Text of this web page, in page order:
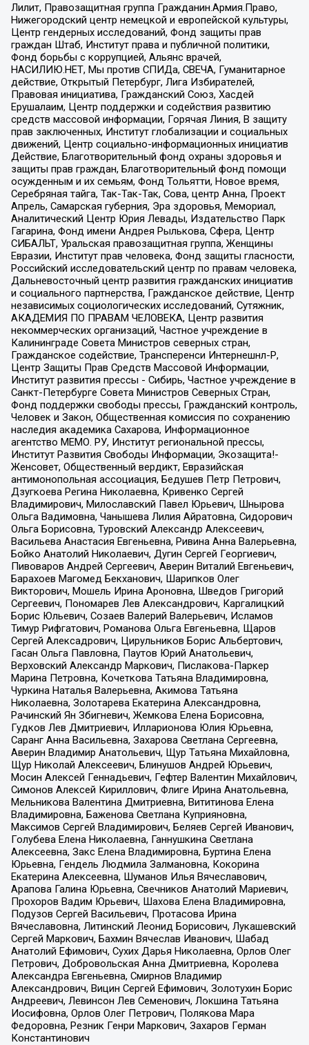
Лилит, Правозащитная группа Гражданин.Армия.Право,
Нижегородский центр немецкой и европейской культуры,
Центр гендерных исследований, Фонд защиты прав
граждан Штаб, Институт права и публичной политики,
Фонд борьбы с коррупцией, Альянс врачей,
НАСИЛИЮ.НЕТ, Мы против СПИДа, СВЕЧА, Гуманитарное
действие, Открытый Петербург, Лига Избирателей,
Правовая инициатива, Гражданский Союз, Хасдей
Ерушалаим, Центр поддержки и содействия развитию
средств массовой информации, Горячая Линия, В защиту
прав заключенных, Институт глобализации и социальных
движений, Центр социально-информационных инициатив
Действие, Благотворительный фонд охраны здоровья и
защиты прав граждан, Благотворительный фонд помощи
осужденным и их семьям, Фонд Тольятти, Новое время,
Серебряная тайга, Так-Так-Так, Сова, центр Анна, Проект
Апрель, Самарская губерния, Эра здоровья, Мемориал,
Аналитический Центр Юрия Левады, Издательство Парк
Гагарина, Фонд имени Андрея Рылькова, Сфера, Центр
СИБАЛЬТ, Уральская правозащитная группа, Женщины
Евразии, Институт прав человека, Фонд защиты гласности,
Российский исследовательский центр по правам человека,
Дальневосточный центр развития гражданских инициатив
и социального партнерства, Гражданское действие, Центр
независимых социологических исследований, Сутяжник,
АКАДЕМИЯ ПО ПРАВАМ ЧЕЛОВЕКА, Центр развития
некоммерческих организаций, Частное учреждение в
Калининграде Совета Министров северных стран,
Гражданское содействие, Трансперенси Интернешнл-Р,
Центр Защиты Прав Средств Массовой Информации,
Институт развития прессы - Сибирь, Частное учреждение в
Санкт-Петербурге Совета Министров Северных Стран,
Фонд поддержки свободы прессы, Гражданский контроль,
Человек и Закон, Общественная комиссия по сохранению
наследия академика Сахарова, Информационное
агентство МЕМО. РУ, Институт региональной прессы,
Институт Развития Свободы Информации, Экозащита!-
Женсовет, Общественный вердикт, Евразийская
антимонопольная ассоциация, Бедушев Петр Петрович,
Дзугкоева Регина Николаевна, Кривенко Сергей
Владимирович, Милославский Павел Юрьевич, Шнырова
Ольга Вадимовна, Чанышева Лилия Айратовна, Сидорович
Ольга Борисовна, Туровский Александр Алексеевич,
Васильева Анастасия Евгеньевна, Ривина Анна Валерьевна,
Бойко Анатолий Николаевич, Дугин Сергей Георгиевич,
Пивоваров Андрей Сергеевич, Аверин Виталий Евгеньевич,
Барахоев Магомед Бекханович, Шарипков Олег
Викторович, Мошель Ирина Ароновна, Шведов Григорий
Сергеевич, Пономарев Лев Александрович, Каргалицкий
Борис Юльевич, Созаев Валерий Валерьевич, Исламов
Тимур Рифгатович, Романова Ольга Евгеньевна, Щаров
Сергей Алексадрович, Цирульников Борис Альбертович,
Гасан Ольга Павловна, Паутов Юрий Анатольевич,
Верховский Александр Маркович, Пислакова-Паркер
Марина Петровна, Кочеткова Татьяна Владимировна,
Чуркина Наталья Валерьевна, Акимова Татьяна
Николаевна, Золотарева Екатерина Александровна,
Рачинский Ян Збигневич, Жемкова Елена Борисовна,
Гудков Лев Дмитриевич, Илларионова Юлия Юрьевна,
Саранг Анна Васильевна, Захарова Светлана Сергеевна,
Аверин Владимир Анатольевич, Щур Татьяна Михайловна,
Щур Николай Алексеевич, Блинушов Андрей Юрьевич,
Мосин Алексей Геннадьевич, Гефтер Валентин Михайлович,
Симонов Алексей Кириллович, Флиге Ирина Анатольевна,
Мельникова Валентина Дмитриевна, Вититинова Елена
Владимировна, Баженова Светлана Куприяновна,
Максимов Сергей Владимирович, Беляев Сергей Иванович,
Голубева Елена Николаевна, Ганнушкина Светлана
Алексеевна, Закс Елена Владимировна, Буртина Елена
Юрьевна, Гендель Людмила Залмановна, Кокорина
Екатерина Алексеевна, Шуманов Илья Вячеславович,
Арапова Галина Юрьевна, Свечников Анатолий Мариевич,
Прохоров Вадим Юрьевич, Шахова Елена Владимировна,
Подузов Сергей Васильевич, Протасова Ирина
Вячеславовна, Литинский Леонид Борисович, Лукашевский
Сергей Маркович, Бахмин Вячеслав Иванович, Шабад
Анатолий Ефимович, Сухих Дарья Николаевна, Орлов Олег
Петрович, Добровольская Анна Дмитриевна, Королева
Александра Евгеньевна, Смирнов Владимир
Александрович, Вицин Сергей Ефимович, Золотухин Борис
Андреевич, Левинсон Лев Семенович, Локшина Татьяна
Иосифовна, Орлов Олег Петрович, Полякова Мара
Федоровна, Резник Генри Маркович, Захаров Герман
Константинович